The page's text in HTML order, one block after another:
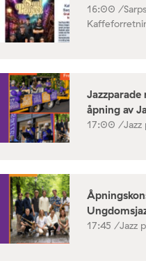
16:00 /
Jazzparade
åpning av
17:00 /Jazz
17:45 /Jazz